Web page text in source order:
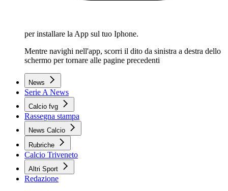
per installare la App sul tuo Iphone.
Mentre navighi nell'app, scorri il dito da sinistra a destra dello
schermo per tornare alle pagine precedenti
News
Serie A News
Calcio fvg
Rassegna stampa
News Calcio
Rubriche
Calcio Triveneto
Altri Sport
Redazione